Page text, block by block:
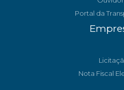
Portal da
Nota Fiscal